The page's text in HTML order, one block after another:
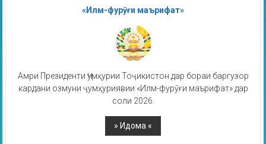
«Илм-фурӯғи маърифат»
Амри Президенти Ҷумҳурии Тоҷикистон дар бораи баргузор
кардани озмуни ҷумҳуриявии «Илм-фурӯғи маърифат» дар
соли 2026.